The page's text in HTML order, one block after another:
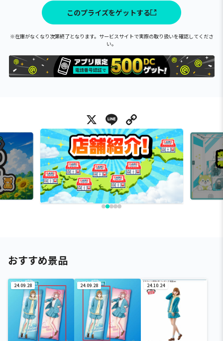
このプライズをゲットする
※在庫がなくなり次第終了となります。サービスサイトで実際の取り扱いを確認してくださ
い。
X Line
おすすめ景品
24.09.28 24.09.28 24.10.24